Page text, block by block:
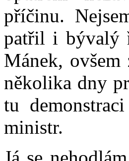
příčinu.
patřil i bývalý
Mánek,
několika dny
tu
ministr.